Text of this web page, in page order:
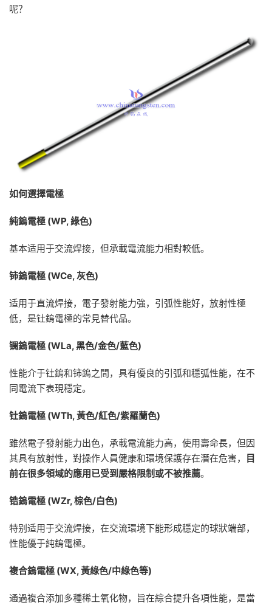
呢？
如何選擇電極
純鎢電極 (WP,綠色)
基本适用于交流焊接，但承載電流能力相對較低。
铈鎢電極 (WCe,灰色)
适用于直流焊接，電子發射能力強，引弧性能好，放射性極
低，是钍鎢電極的常見替代品。
镧鎢電極 (WLa,黑色/金色/藍色)
性能介于钍鎢和铈鎢之間，具有優良的引弧和穩弧性能，在不
同電流下表現穩定。
钍鎢電極 (WTh,黃色/紅色/紫羅蘭色)
雖然電子發射能力出色，承載電流能力高，使用壽命長，但因
其具有放射性，對操作人員健康和環境保護存在潛在危害，
目
前在很多領域的應用已受到嚴格限制或不被推薦。
锆鎢電極 (WZr,棕色/白色)
特别适用于交流焊接，在交流環境下能形成穩定的球狀端部，
性能優于純鎢電極。
複合鎢電極 (WX,黃綠色/中綠色等)
通過複合添加多種稀土氧化物，旨在綜合提升各項性能，是當